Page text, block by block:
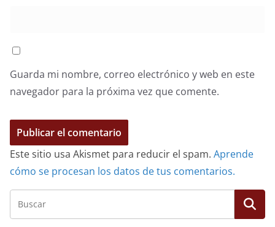
Guarda mi nombre, correo electrónico y web en este
navegador para la próxima vez que comente.
Este sitio usa Akismet para reducir el spam. Aprende
cómo se procesan los datos de tus comentarios.